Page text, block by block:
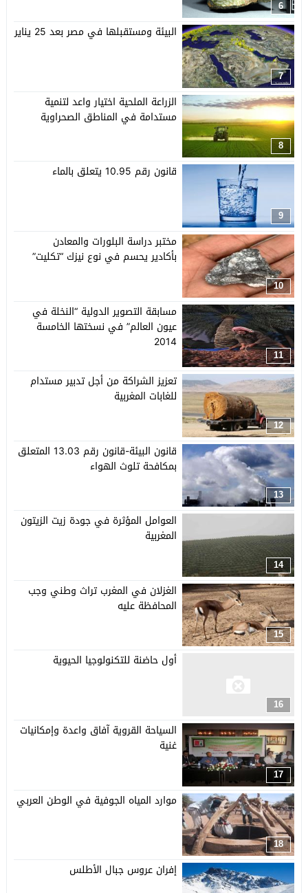
6
7
البيئة ومستقبلها في مصر بعد 25 يناير
8
الزراعة الملحية اختيار واعد لتنمية
مستدامة في المناطق الصحراوية
9
قانون رقم 10.95 يتعلق بالماء
10
مختبر دراسة البلورات والمعادن
بأكادير يحسم في نوع نيزك “تكليت”
11
مسابقة التصوير الدولية “النخلة في
عيون العالم” في نسختها الخامسة
2014
12
تعزيز الشراكة من أجل تدبير مستدام
للغابات المغربية
13
قانون البيئة-قانون رقم 13.03 المتعلق
بمكافحة تلوث الهواء
14
العوامل المؤثرة في جودة زيت الزيتون
المغربية
15
الغزلان في المغرب تراث وطني وجب
المحافظة عليه
16
أول حاضنة للتكنولوجيا الحيوية
17
السياحة القروية آفاق واعدة وإمكانيات
غنية
18
موارد المياه الجوفية في الوطن العربي
إفران عروس جبال الأطلس